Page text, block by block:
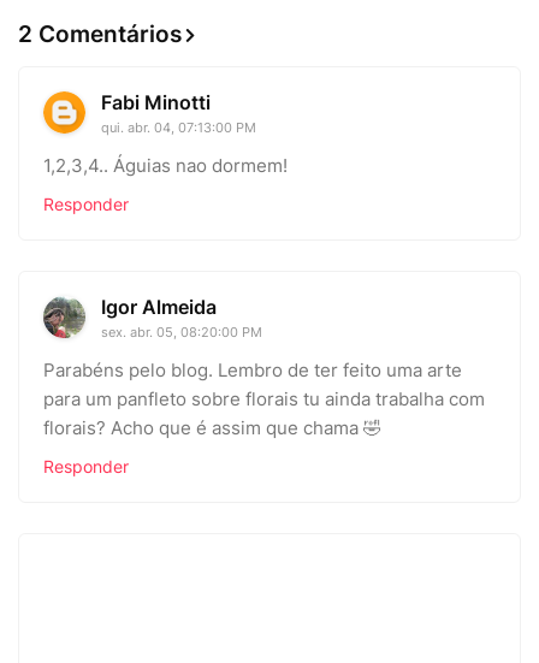
2 Comentários
Fabi Minotti
qui. abr. 04, 07:13:00 PM
1,2,3,4.. Águias nao dormem!
Responder
Igor Almeida
sex. abr. 05, 08:20:00 PM
Parabéns pelo blog. Lembro de ter feito uma arte
para um panfleto sobre florais tu ainda trabalha com
florais? Acho que é assim que chama 🤣
Responder